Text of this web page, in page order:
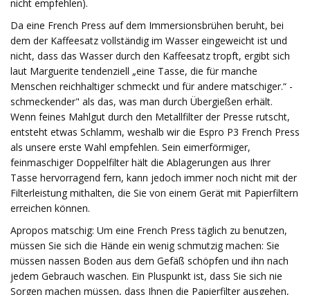
nicht empfehlen).
Da eine French Press auf dem Immersionsbrühen beruht, bei
dem der Kaffeesatz vollständig im Wasser eingeweicht ist und
nicht, dass das Wasser durch den Kaffeesatz tropft, ergibt sich
laut Marguerite tendenziell „eine Tasse, die für manche
Menschen reichhaltiger schmeckt und für andere matschiger.“ -
schmeckender" als das, was man durch Übergießen erhält.
Wenn feines Mahlgut durch den Metallfilter der Presse rutscht,
entsteht etwas Schlamm, weshalb wir die Espro P3 French Press
als unsere erste Wahl empfehlen. Sein eimerförmiger,
feinmaschiger Doppelfilter hält die Ablagerungen aus Ihrer
Tasse hervorragend fern, kann jedoch immer noch nicht mit der
Filterleistung mithalten, die Sie von einem Gerät mit Papierfiltern
erreichen können.
Apropos matschig: Um eine French Press täglich zu benutzen,
müssen Sie sich die Hände ein wenig schmutzig machen: Sie
müssen nassen Boden aus dem Gefäß schöpfen und ihn nach
jedem Gebrauch waschen. Ein Pluspunkt ist, dass Sie sich nie
Sorgen machen müssen, dass Ihnen die Papierfilter ausgehen,